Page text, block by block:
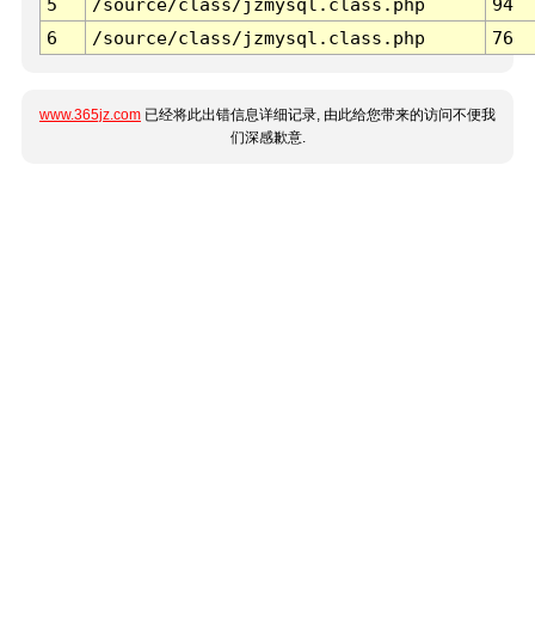
5
/source/class/jzmysql.class.php
94
6
/source/class/jzmysql.class.php 76
www.365jz.com 已经将此出错信息详细记录, 由此给您带来的访问不便我
们深感歉意.